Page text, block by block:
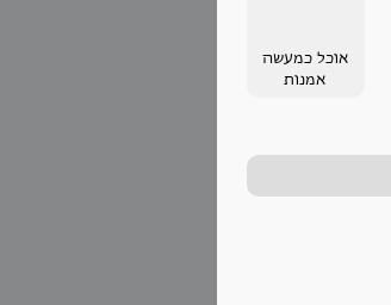
אוכל כמעשה
אמנות